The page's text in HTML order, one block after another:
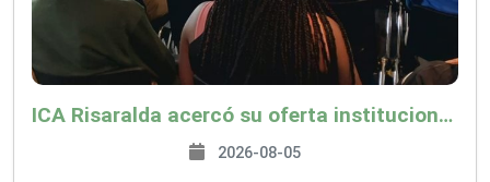
ICA Risaralda acercó su oferta institucional a productores y emprendedores en Expocamello
2026-08-05